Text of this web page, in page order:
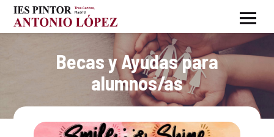
Becas y Ayudas para
alumnos/as